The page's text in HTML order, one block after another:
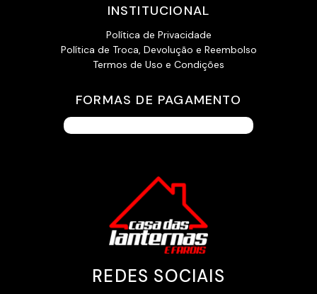
REDES SOCIAIS
INSTITUCIONAL
Política de Privacidade
Política de Troca, Devolução e Reembolso
Termos de Uso e Condições
FORMAS DE PAGAMENTO